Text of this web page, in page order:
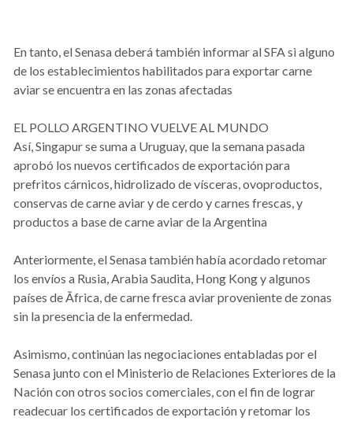
En tanto, el Senasa deberá también informar al SFA si alguno
de los establecimientos habilitados para exportar carne
aviar se encuentra en las zonas afectadas
EL POLLO ARGENTINO VUELVE AL MUNDO
Así, Singapur se suma a Uruguay, que la semana pasada
aprobó los nuevos certificados de exportación para
prefritos cárnicos, hidrolizado de vísceras, ovoproductos,
conservas de carne aviar y de cerdo y carnes frescas, y
productos a base de carne aviar de la Argentina
Anteriormente, el Senasa también había acordado retomar
los envíos a Rusia, Arabia Saudita, Hong Kong y algunos
países de Ãfrica, de carne fresca aviar proveniente de zonas
sin la presencia de la enfermedad.
Asimismo, continúan las negociaciones entabladas por el
Senasa junto con el Ministerio de Relaciones Exteriores de la
Nación con otros socios comerciales, con el fin de lograr
readecuar los certificados de exportación y retomar los